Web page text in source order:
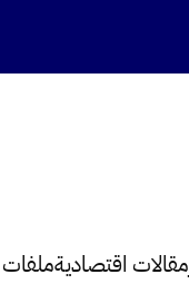
مقالات اقتصادية